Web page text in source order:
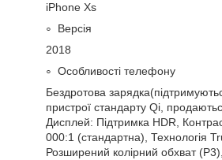
iPhone Xs
Версія
2018
Особливості телефону
Бездротова
пристрої стандарту Qi,
Дисплей: Підтримка HDR,
000:1 (стандартна), Технологія
Розширений колірний обхват